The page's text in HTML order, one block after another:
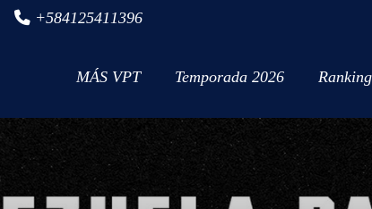
+584125411396
MÁS VPT Temporada 2026 Ranking